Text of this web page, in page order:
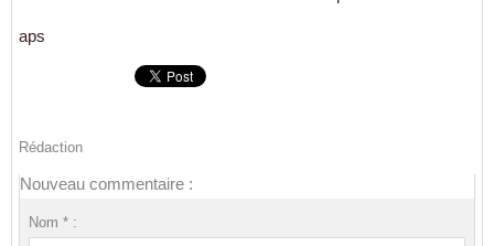
aps
Rédaction
Nouveau commentaire :
Nom * :